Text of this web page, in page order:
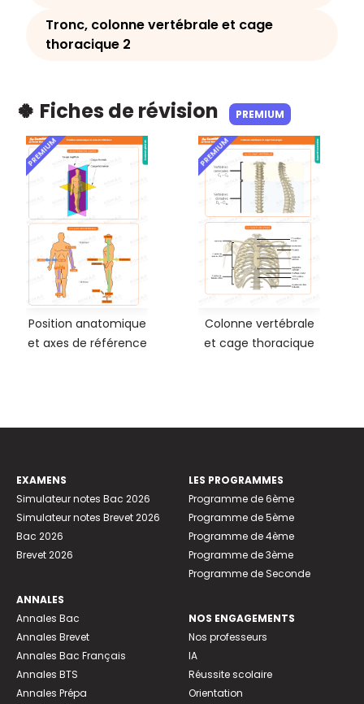
Tronc, colonne vertébrale et cage
thoracique 2
🍀 Fiches de révision PREMIUM
PREMIUM
Position anatomique
et axes de référence
PREMIUM
Colonne vertébrale
et cage thoracique
EXAMENS
Simulateur notes Bac 2026
Simulateur notes Brevet 2026
Bac 2026
Brevet 2026
ANNALES
Annales Bac
Annales Brevet
Annales Bac Français
Annales BTS
Annales Prépa
LES PROGRAMMES
Programme de 6ème
Programme de 5ème
Programme de 4ème
Programme de 3ème
Programme de Seconde
NOS ENGAGEMENTS
Nos professeurs
IA
Réussite scolaire
Orientation